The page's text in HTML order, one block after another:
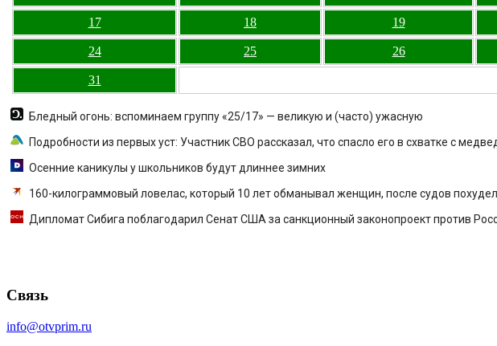
17 18 19
24 25 26
31
Бледный огонь: вспоминаем группу «25/17» — великую и (часто) ужасную
Подробности из первых уст: Участник СВО рассказал, что спасло его в схватке с
Осенние каникулы у школьников будут длиннее зимних
160-килограммовый ловелас, который 10 лет обманывал женщин, после судов
Дипломат Сибига поблагодарил Сенат США за санкционный законопроект против
Связь
info@otvprim.ru